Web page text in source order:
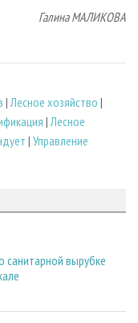
Галина МАЛИКОВА
|Лесное хозяйство |
|Лесное
| Управление
санитарной вырубке